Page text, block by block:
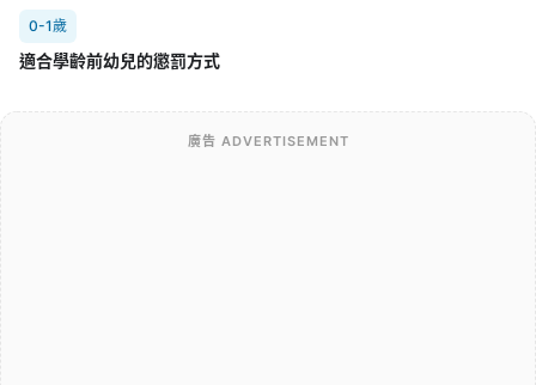
0-1歲
適合學齡前幼兒的懲罰方式
廣告 ADVERTISEMENT